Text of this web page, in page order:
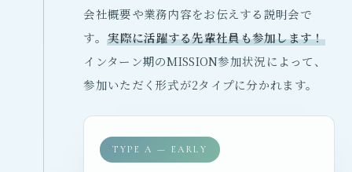
会社概要や業務内容をお伝えする説明会で
す。 実際に活躍する先輩社員も参加します！
インターン期のMISSION参加状況によって、
参加いただく形式が2タイプに分かれます。
TYPE A — EARLY